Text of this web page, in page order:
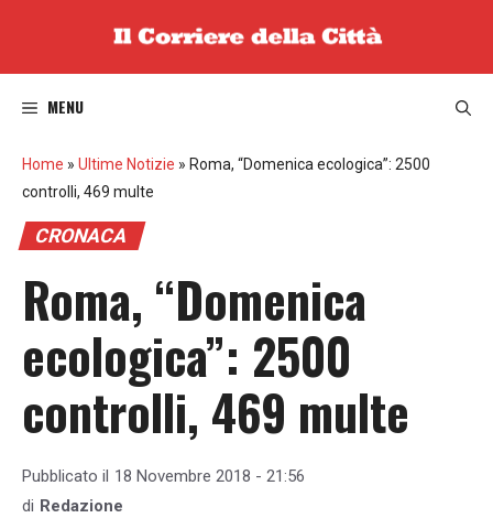
MENU
Home » Ultime Notizie » Roma, “Domenica ecologica”: 2500
controlli, 469 multe
CRONACA
Roma, “Domenica
ecologica”: 2500
controlli, 469 multe
Pubblicato il 18 Novembre 2018 - 21:56
di Redazione